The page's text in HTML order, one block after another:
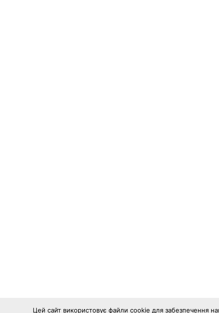
Цей сайт використовує файли cookie для забезпечення